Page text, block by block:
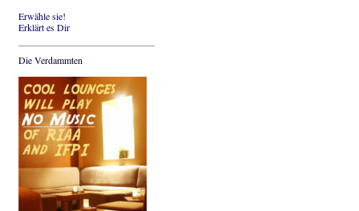
Erwähle sie!
Erklärt es Dir
Die Verdammten